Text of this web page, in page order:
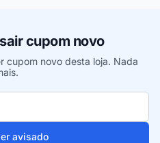
cupom novo
cupom novo desta loja. Nada
avisado